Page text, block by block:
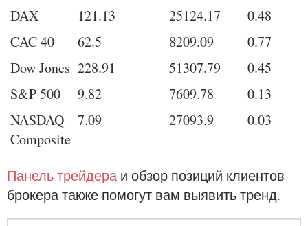
DAX
121.13 25124.17
0.48
CAC 40
62.5 8209.09
0.77
Dow Jones 228.91 51307.79
0.45
S&P 500
9.82 7609.78
0.13
NASDAQ
Composite
7.09 27093.9 0.03
Панель трейдера и обзор позиций клиентов
брокера также помогут вам выявить тренд.